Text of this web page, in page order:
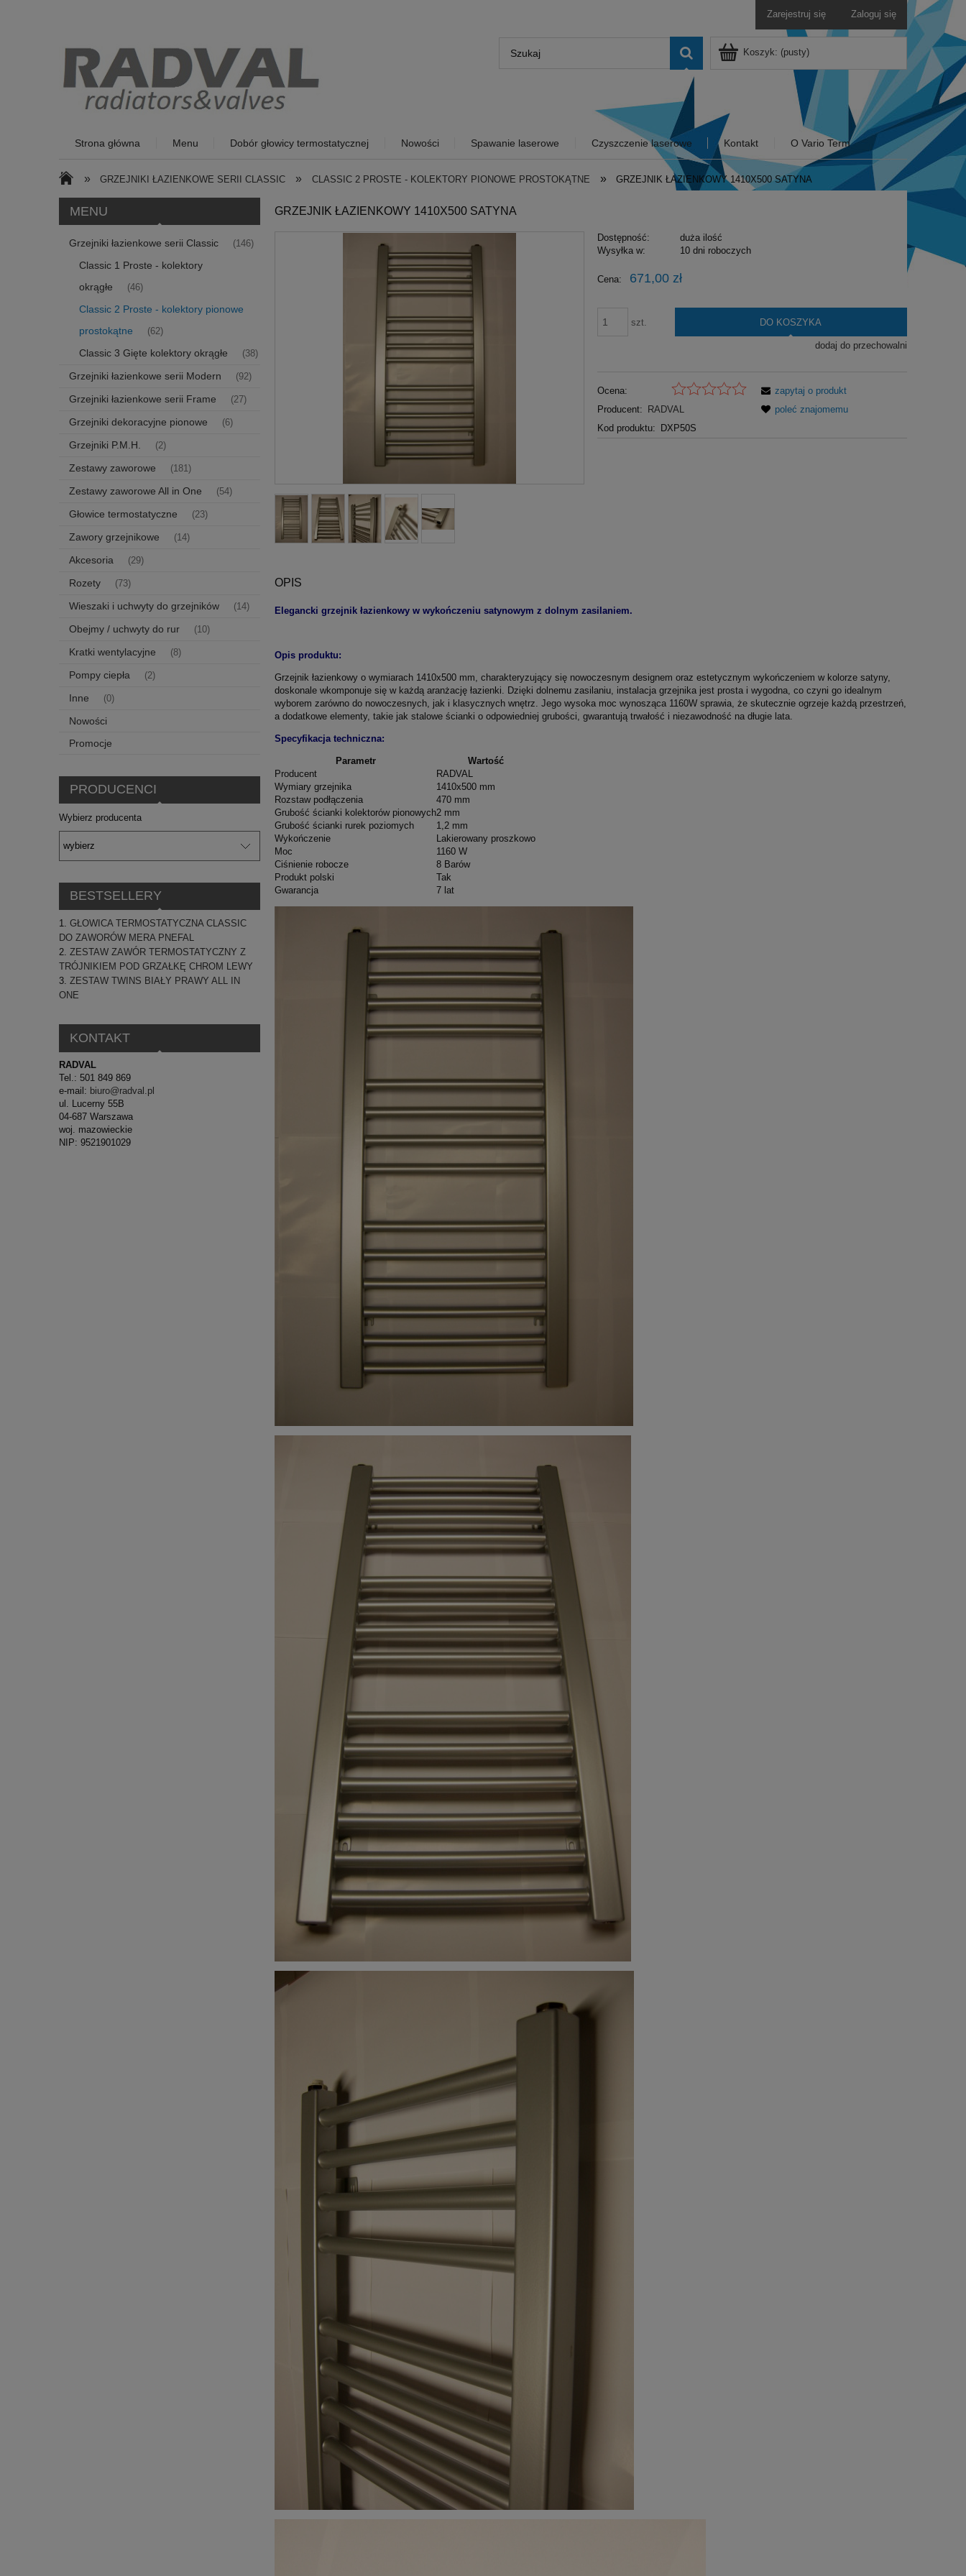
Zarejestruj się Zaloguj się
Koszyk: (pusty)
Strona główna Menu Dobór głowicy termostatycznej Nowości Spawanie laserowe Czyszczenie laserowe Kontakt O Vario Term
» GRZEJNIKI ŁAZIENKOWE SERII CLASSIC » CLASSIC 2 PROSTE - KOLEKTORY PIONOWE PROSTOKĄTNE » GRZEJNIK ŁAZIENKOWY 1410X500 SATYNA
MENU
Grzejniki łazienkowe serii Classic (146)
Classic 1 Proste - kolektory
okrągłe
(46)
Classic 2 Proste - kolektory pionowe
prostokątne
(62)
Classic 3 Gięte kolektory okrągłe (38)
Grzejniki łazienkowe serii Modern (92)
Grzejniki łazienkowe serii Frame (27)
Grzejniki dekoracyjne pionowe (6)
Grzejniki P.M.H. (2)
Zestawy zaworowe (181)
Zestawy zaworowe All in One (54)
Głowice termostatyczne (23)
Zawory grzejnikowe (14)
Akcesoria (29)
Rozety (73)
Wieszaki i uchwyty do grzejników (14)
Obejmy / uchwyty do rur (10)
Kratki wentylacyjne (8)
Pompy ciepła (2)
Inne (0)
Nowości
Promocje
PRODUCENCI
Wybierz producenta
BESTSELLERY
GŁOWICA TERMOSTATYCZNA CLASSIC
DO ZAWORÓW MERA PNEFAL
ZESTAW ZAWÓR TERMOSTATYCZNY Z
TRÓJNIKIEM POD GRZAŁKĘ CHROM LEWY
ZESTAW TWINS BIAŁY PRAWY ALL IN
ONE
KONTAKT
RADVAL
Tel.: 501 849 869
e-mail: biuro@radval.pl
ul. Lucerny 55B
04-687 Warszawa
woj. mazowieckie
NIP: 9521901029
GRZEJNIK ŁAZIENKOWY 1410X500 SATYNA
Dostępność:
duża ilość
Wysyłka w:
10 dni roboczych
Cena: 671,00 zł
szt. DO KOSZYKA
dodaj do przechowalni
Ocena:
Producent:
RADVAL
Kod produktu:
DXP50S
zapytaj o produkt
poleć znajomemu
OPIS
Elegancki grzejnik łazienkowy w wykończeniu satynowym z dolnym zasilaniem.
Opis produktu:
Grzejnik łazienkowy o wymiarach 1410x500 mm, charakteryzujący się nowoczesnym designem oraz estetycznym wykończeniem w kolorze satyny,
doskonale wkomponuje się w każdą aranżację łazienki. Dzięki dolnemu zasilaniu, instalacja grzejnika jest prosta i wygodna, co czyni go idealnym
wyborem zarówno do nowoczesnych, jak i klasycznych wnętrz. Jego wysoka moc wynosząca 1160W sprawia, że skutecznie ogrzeje każdą przestrzeń,
a dodatkowe elementy, takie jak stalowe ścianki o odpowiedniej grubości, gwarantują trwałość i niezawodność na długie lata.
Specyfikacja techniczna:
Parametr
Wartość
Producent
RADVAL
Wymiary grzejnika
1410x500 mm
Rozstaw podłączenia
470 mm
Grubość ścianki kolektorów pionowych2 mm
Grubość ścianki rurek poziomych
1,2 mm
Wykończenie
Lakierowany proszkowo
Moc
1160 W
Ciśnienie robocze
8 Barów
Produkt polski
Tak
Gwarancja
7 lat